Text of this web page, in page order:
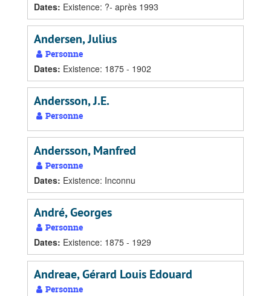
Dates: Existence: ?- après 1993
Andersen, Julius
Personne
Dates: Existence: 1875 - 1902
Andersson, J.E.
Personne
Andersson, Manfred
Personne
Dates: Existence: Inconnu
André, Georges
Personne
Dates: Existence: 1875 - 1929
Andreae, Gérard Louis Edouard
Personne